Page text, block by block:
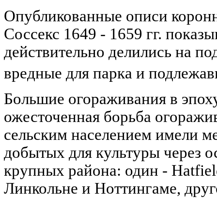
Опубликованные описи
Соссекс 1649 - 1659 гг.
действительно делились на
вредные для парка и
Большие огораживания в
ожесточенная борьба
сельским населением имели
добытых для культуры через
крупных района: один -
Линкольне и Ноттингаме,